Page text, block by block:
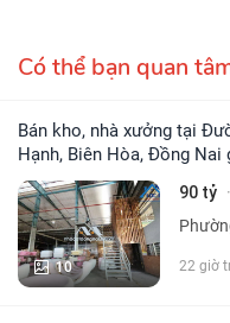
Có thể bạn quan
Bán kho, nhà xưởng tại Đường Bùi Hữu Nghĩa, Phường Tân
Hạnh, Biên Hòa, Đồng Nai
10
90 tỷ ·
22 giờ